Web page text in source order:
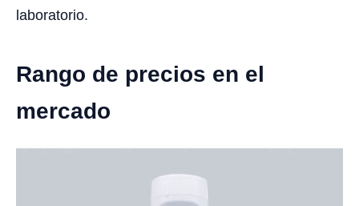
laboratorio.
Rango de precios en el
mercado